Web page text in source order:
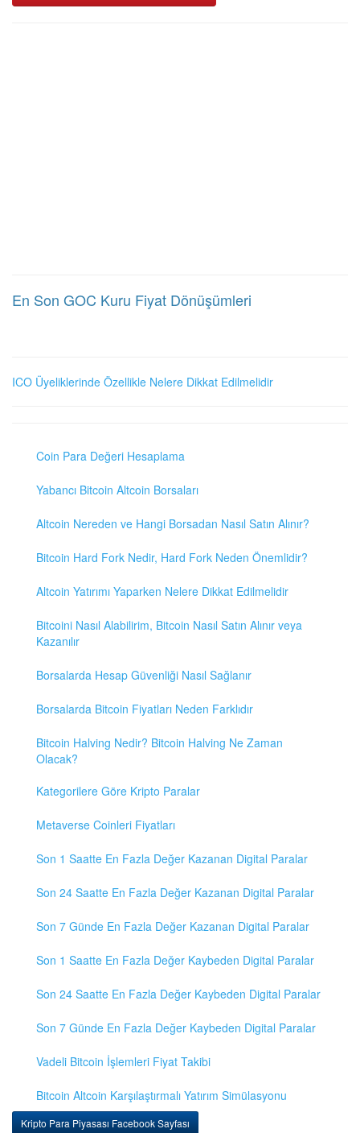
En Son GOC Kuru Fiyat Dönüşümleri
ICO Üyeliklerinde Özellikle Nelere Dikkat Edilmelidir
Coin Para Değeri Hesaplama
Yabancı Bitcoin Altcoin Borsaları
Altcoin Nereden ve Hangi Borsadan Nasıl Satın Alınır?
Bitcoin Hard Fork Nedir, Hard Fork Neden Önemlidir?
Altcoin Yatırımı Yaparken Nelere Dikkat Edilmelidir
Bitcoini Nasıl Alabilirim, Bitcoin Nasıl Satın Alınır veya
Kazanılır
Borsalarda Hesap Güvenliği Nasıl Sağlanır
Borsalarda Bitcoin Fiyatları Neden Farklıdır
Bitcoin Halving Nedir? Bitcoin Halving Ne Zaman
Olacak?
Kategorilere Göre Kripto Paralar
Metaverse Coinleri Fiyatları
Son 1 Saatte En Fazla Değer Kazanan Digital Paralar
Son 24 Saatte En Fazla Değer Kazanan Digital Paralar
Son 7 Günde En Fazla Değer Kazanan Digital Paralar
Son 1 Saatte En Fazla Değer Kaybeden Digital Paralar
Son 24 Saatte En Fazla Değer Kaybeden Digital Paralar
Son 7 Günde En Fazla Değer Kaybeden Digital Paralar
Vadeli Bitcoin İşlemleri Fiyat Takibi
Bitcoin Altcoin Karşılaştırmalı Yatırım Simülasyonu
Kripto Para Piyasası Facebook Sayfası